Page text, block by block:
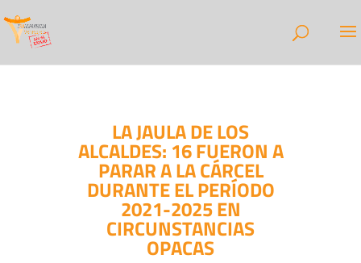
LA JAULA DE LOS
ALCALDES: 16 FUERON A
PARAR A LA CÁRCEL
DURANTE EL PERÍODO
2021-2025 EN
CIRCUNSTANCIAS
OPACAS